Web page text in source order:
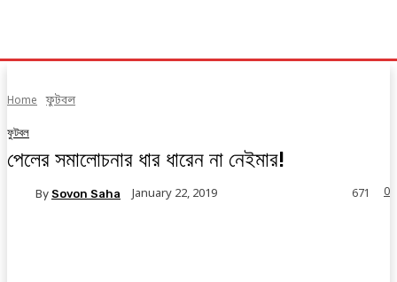
Home ফুটবল
ফুটবল
পেলের সমালোচনার ধার ধারেন না নেইমার!
By Sovon Saha January 22, 2019 0
671